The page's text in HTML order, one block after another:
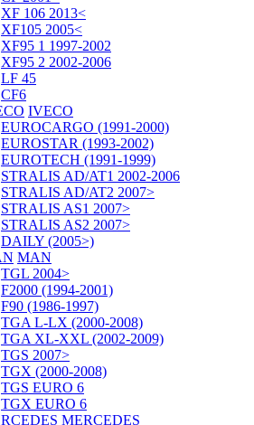
XF 106 2013<
XF105 2005<
XF95 1 1997-2002
XF95 2 2002-2006
LF 45
CF6
IVECO
EUROCARGO (1991-2000)
EUROSTAR (1993-2002)
EUROTECH (1991-1999)
STRALIS AD/AT1 2002-2006
STRALIS AD/AT2 2007>
STRALIS AS1 2007>
STRALIS AS2 2007>
DAILY (2005>)
MAN
TGL 2004>
F2000 (1994-2001)
F90 (1986-1997)
TGA L-LX (2000-2008)
TGA XL-XXL (2002-2009)
TGS 2007>
TGX (2000-2008)
TGS EURO 6
TGX EURO 6
MERCEDES